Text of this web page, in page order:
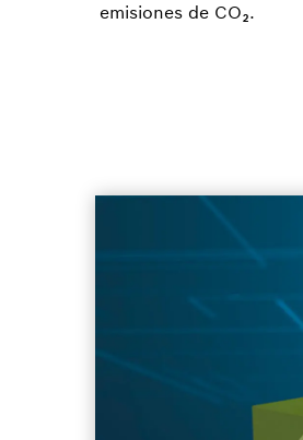
emisiones de CO₂.